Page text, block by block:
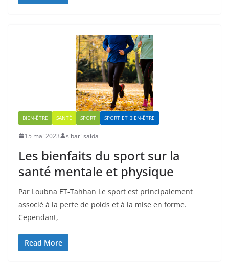
BIEN-ÊTRE SANTÉ SPORT SPORT ET BIEN-ÊTRE
15 mai 2023 sibari saida
Les bienfaits du sport sur la
santé mentale et physique
Par Loubna ET-Tahhan Le sport est principalement
associé à la perte de poids et à la mise en forme.
Cependant,
Read More